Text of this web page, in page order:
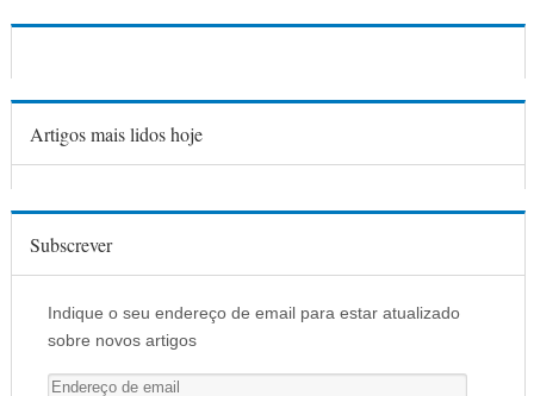
Artigos mais lidos hoje
Subscrever
Indique o seu endereço de email para estar atualizado
sobre novos artigos
E